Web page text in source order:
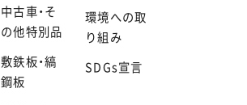
中古車・そ
の他特別品
敷鉄板・縞
鋼板
環境への取
り組み
SDGs宣言